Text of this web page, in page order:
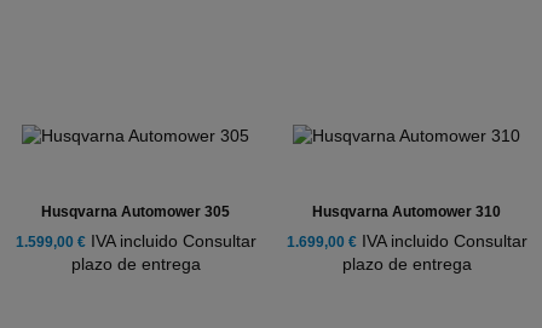
Husqvarna Automower 305
1.599,00 €IVA incluido Consultar
plazo de entrega
Husqvarna Automower 310
1.699,00 €IVA incluido Consultar
plazo de entrega